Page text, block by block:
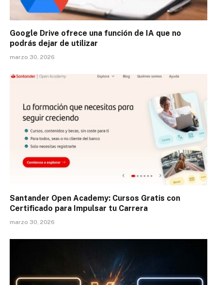
Google Drive ofrece una función de IA que no
podrás dejar de utilizar
marzo 30, 2026
Santander Open Academy: Cursos Gratis con
Certificado para Impulsar tu Carrera
marzo 30, 2026